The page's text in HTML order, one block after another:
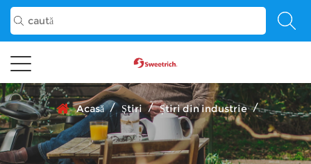
Acasă / Ştiri / Știri din industrie /